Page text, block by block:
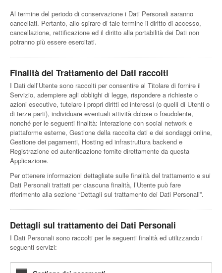
Al termine del periodo di conservazione i Dati Personali saranno
cancellati. Pertanto, allo spirare di tale termine il diritto di accesso,
cancellazione, rettificazione ed il diritto alla portabilità dei Dati non
potranno più essere esercitati.
Finalità del Trattamento dei Dati raccolti
I Dati dell’Utente sono raccolti per consentire al Titolare di fornire il
Servizio, adempiere agli obblighi di legge, rispondere a richieste o
azioni esecutive, tutelare i propri diritti ed interessi (o quelli di Utenti o
di terze parti), individuare eventuali attività dolose o fraudolente,
nonché per le seguenti finalità: Interazione con social network e
piattaforme esterne, Gestione della raccolta dati e dei sondaggi online,
Gestione dei pagamenti, Hosting ed infrastruttura backend e
Registrazione ed autenticazione fornite direttamente da questa
Applicazione.
Per ottenere informazioni dettagliate sulle finalità del trattamento e sui
Dati Personali trattati per ciascuna finalità, l’Utente può fare
riferimento alla sezione “Dettagli sul trattamento dei Dati Personali”.
Dettagli sul trattamento dei Dati Personali
I Dati Personali sono raccolti per le seguenti finalità ed utilizzando i
seguenti servizi: